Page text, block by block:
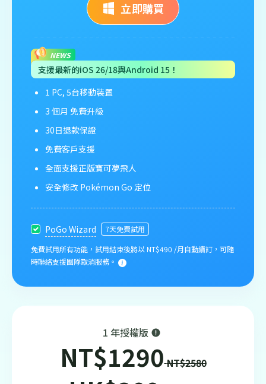
立即購買
NEWS
支援最新的iOS 26/18與Android 15！
1 PC, 5台移動裝置
3 個月 免費升級
30日退款保證
免費客戶支援
全面支援正版寶可夢飛人
安全修改 Pokémon Go 定位
PoGo Wizard
7天免費試用
免費試用所有功能，試用結束後將以 NT$490 /月自動續訂，可隨
時聯絡支援團隊取消服務。
1 年授權版
NT$1290NT$2580